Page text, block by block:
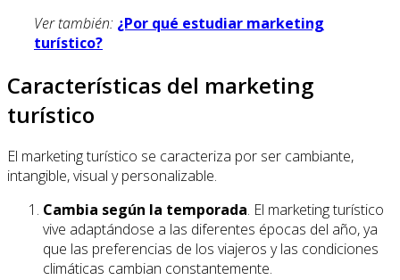
Ver también: ¿Por qué estudiar marketing
turístico?
Características del marketing
turístico
El marketing turístico se caracteriza por ser cambiante,
intangible, visual y personalizable.
Cambia según la temporada. El marketing turístico
vive adaptándose a las diferentes épocas del año, ya
que las preferencias de los viajeros y las condiciones
climáticas cambian constantemente.